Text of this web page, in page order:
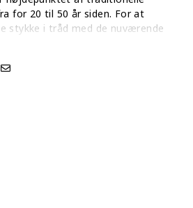
for 20 til 50 år siden. For at
stykke i tråd med de nuværende
håndværkere omhyggeligt
tyngden og luksussen fra et